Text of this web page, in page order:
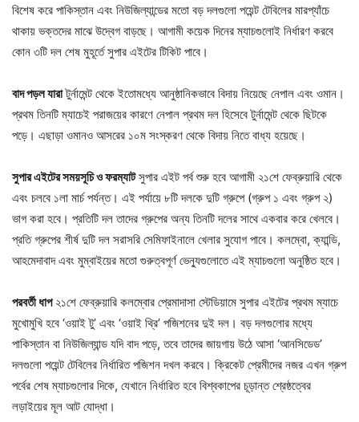
বিশেষ করে পাকিস্তান এবং নিউজিল্যান্ডের মতো বড় দলগুলো পয়েন্ট টেবিলের মারপ্যাঁচে
থাকায় ভক্তদের মাঝে উদ্বেগ বাড়ছে। আগামী কয়েক দিনের ম্যাচগুলোই নির্ধারণ করবে
কোন ৩টি দল শেষ মুহূর্তে সুপার এইটের টিকিট পাবে।
বাদ পড়ল যারাটুর্নামেন্ট থেকে ইতোমধ্যে আনুষ্ঠানিকভাবে বিদায় নিয়েছে নেপাল এবং ওমান।
প্রথম তিনটি ম্যাচেই পরাজয়ের কারণে নেপাল প্রথম দল হিসেবে টুর্নামেন্ট থেকে ছিটকে
পড়ে। এছাড়া ওমানও আসরের ১০ম সংস্করণ থেকে বিদায় নিতে বাধ্য হয়েছে।
সুপার এইটের সময়সূচি ও ফরম্যাটসুপার এইট পর্ব শুরু হবে আগামী ২১শে ফেব্রুয়ারি থেকে
এবং চলবে ১লা মার্চ পর্যন্ত। এই পর্যায়ে ৮টি দলকে দুটি গ্রুপে (গ্রুপ ১ এবং গ্রুপ ২)
ভাগ করা হবে। প্রতিটি দল তাদের গ্রুপের অন্য তিনটি দলের সাথে একবার করে খেলবে।
প্রতি গ্রুপের শীর্ষ দুটি দল সরাসরি সেমিফাইনালে খেলার সুযোগ পাবে। কলম্বো, ক্যান্ডি,
আহমেদাবাদ এবং মুম্বাইয়ের মতো গুরুত্বপূর্ণ ভেন্যুগুলোতে এই ম্যাচগুলো অনুষ্ঠিত হবে।
পরবর্তী ধাপ২১শে ফেব্রুয়ারি কলম্বোর প্রেমাদাসা স্টেডিয়ামে সুপার এইটের প্রথম ম্যাচে
মুখোমুখি হবে ‘ওয়াই টু’ এবং ‘ওয়াই থ্রি’ পজিশনের দুই দল। বড় দলগুলোর মধ্যে
পাকিস্তান বা নিউজিল্যান্ড যদি বাদ পড়ে, তবে তাদের জায়গায় উঠে আসা ‘আনসিডেড’
দলগুলো পয়েন্ট টেবিলের নির্ধারিত পজিশন দখল করবে। ক্রিকেট প্রেমীদের নজর এখন গ্রুপ
পর্বের শেষ ম্যাচগুলোর দিকে, যেখানে নির্ধারিত হবে বিশ্বকাপের চূড়ান্ত শ্রেষ্ঠত্বের
লড়াইয়ের মূল আট যোদ্ধা।